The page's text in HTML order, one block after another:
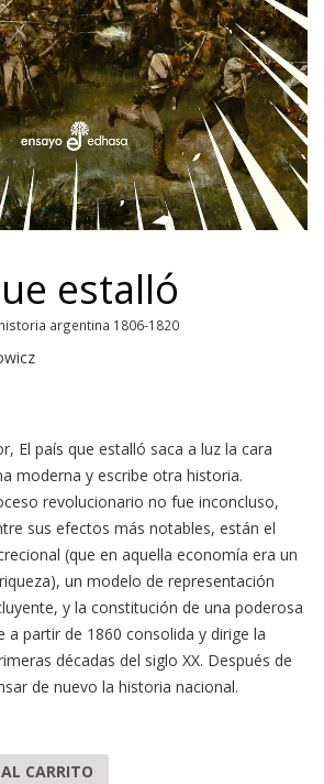
estalló
argentina 1806-1820
El país que estalló saca a luz la cara
moderna y escribe otra historia.
revolucionario no fue inconcluso,
sus efectos más notables, están el
(que en aquella economía era un
un modelo de representación
y la constitución de una poderosa
a partir de 1860 consolida y dirige la
décadas del siglo XX. Después de
de nuevo la historia nacional.
CARRITO